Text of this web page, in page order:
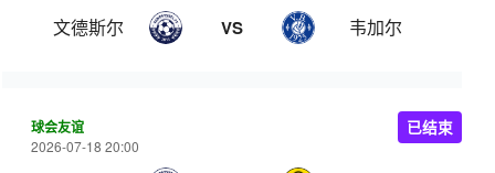
文德斯尔 VS 韦加尔
球会友谊
2026-07-18 20:00
已结束